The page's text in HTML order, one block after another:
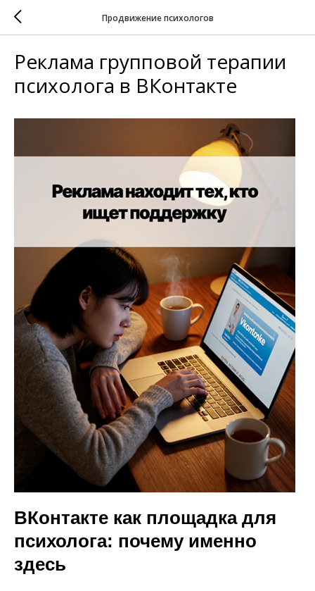
Продвижение психологов
Реклама групповой терапии
психолога в ВКонтакте
ВКонтакте как площадка для
психолога: почему именно
здесь